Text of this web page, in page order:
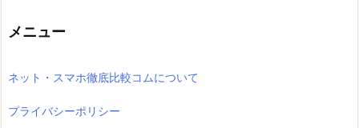
メニュー
ネット・スマホ徹底比較コムについて
プライバシーポリシー